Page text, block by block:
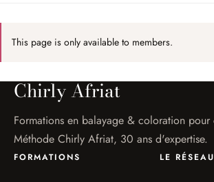
This page is only available to members.
Chirly Afriat
Formations en balayage & coloration pour
Méthode Chirly Afriat, 30 ans d'expertise.
FORMATIONS LE RÉSEAU